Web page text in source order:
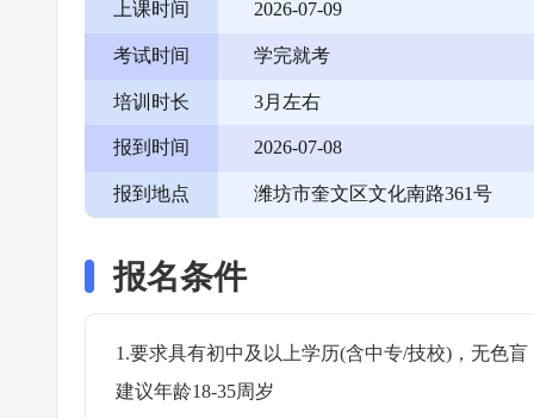
上课时间 2026-07-09
考试时间 学完就考
培训时长 3月左右
报到时间 2026-07-08
报到地点 潍坊市奎文区文化南路361号
报名条件
1.要求具有初中及以上学历(含中专/技校)，无色
建议年龄18-35周岁